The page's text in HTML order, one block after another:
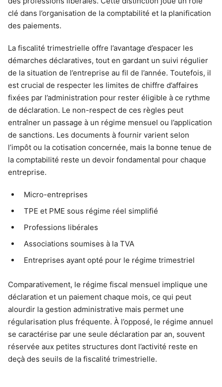
clé dans l’organisation de la comptabilité et la planification
des paiements.
La fiscalité trimestrielle offre l’avantage d’espacer les
démarches déclaratives, tout en gardant un suivi régulier
de la situation de l’entreprise au fil de l’année. Toutefois, il
est crucial de respecter les limites de chiffre d’affaires
fixées par l’administration pour rester éligible à ce rythme
de déclaration. Le non-respect de ces règles peut
entraîner un passage à un régime mensuel ou l’application
de sanctions. Les documents à fournir varient selon
l’impôt ou la cotisation concernée, mais la bonne tenue de
la comptabilité reste un devoir fondamental pour chaque
entreprise.
Micro-entreprises
TPE et PME sous régime réel simplifié
Professions libérales
Associations soumises à la TVA
Entreprises ayant opté pour le régime trimestriel
Comparativement, le régime fiscal mensuel implique une
déclaration et un paiement chaque mois, ce qui peut
alourdir la gestion administrative mais permet une
régularisation plus fréquente. À l’opposé, le régime annuel
se caractérise par une seule déclaration par an, souvent
réservée aux petites structures dont l’activité reste en
deçà des seuils de la fiscalité trimestrielle.